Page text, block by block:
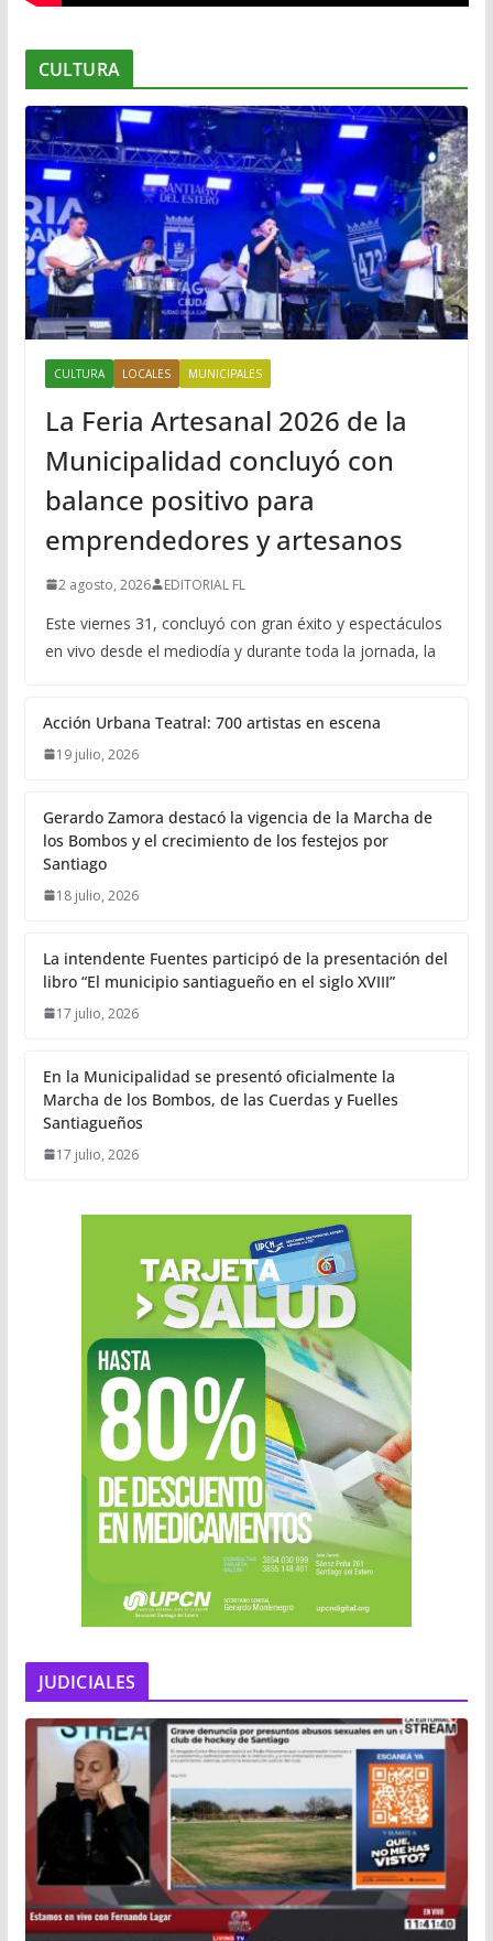
CULTURA
CULTURA LOCALES MUNICIPALES
La Feria Artesanal 2026 de la
Municipalidad concluyó con
balance positivo para
emprendedores y artesanos
2 agosto, 2026 EDITORIAL FL
Este viernes 31, concluyó con gran éxito y espectáculos
en vivo desde el mediodía y durante toda la jornada, la
Acción Urbana Teatral: 700 artistas en escena
19 julio, 2026
Gerardo Zamora destacó la vigencia de la Marcha de
los Bombos y el crecimiento de los festejos por
Santiago
18 julio, 2026
La intendente Fuentes participó de la presentación del
libro “El municipio santiagueño en el siglo XVIII”
17 julio, 2026
En la Municipalidad se presentó oficialmente la
Marcha de los Bombos, de las Cuerdas y Fuelles
Santiagueños
17 julio, 2026
JUDICIALES